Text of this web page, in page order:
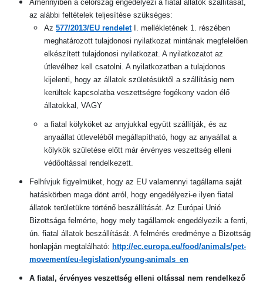
Amennyiben a célország engedélyezi a fiatal állatok szállítását,
az alábbi feltételek teljesítése szükséges:
Az 577/2013/EU rendeletI. mellékletének 1. részében
meghatározott tulajdonosi nyilatkozat mintának megfelelően
elkészített tulajdonosi nyilatkozat. A nyilatkozatot az
útlevélhez kell csatolni. A nyilatkozatban a tulajdonos
kijelenti, hogy az állatok születésüktől a szállításig nem
kerültek kapcsolatba veszettségre fogékony vadon élő
állatokkal, VAGY
a fiatal kölyköket az anyjukkal együtt szállítják, és az
anyaállat útleveléből megállapítható, hogy az anyaállat a
kölykök születése előtt már érvényes veszettség elleni
védőoltással rendelkezett.
Felhívjuk figyelmüket, hogy az EU valamennyi tagállama saját
hatáskörben maga dönt arról, hogy engedélyezi-e ilyen fiatal
állatok területükre történő beszállítását. Az Európai Unió
Bizottsága felmérte, hogy mely tagállamok engedélyezik a fenti,
ún. fiatal állatok beszállítását. A felmérés eredménye a Bizottság
honlapján megtalálható: http://ec.europa.eu/food/animals/pet-
movement/eu-legislation/young-animals_en
A fiatal, érvényes veszettség elleni oltással nem rendelkező